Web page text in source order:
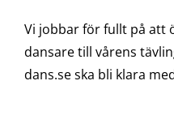
Vi jobbar för fullt på att
dansare till vårens
dans.se ska bli klara